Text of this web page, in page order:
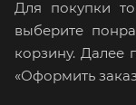
Для покупки
выберите
корзину. Далее
«Оформить